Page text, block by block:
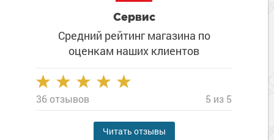
Сервис
Средний рейтинг магазина по
оценкам наших клиентов
36 отзывов 5 из 5
Читать отзывы